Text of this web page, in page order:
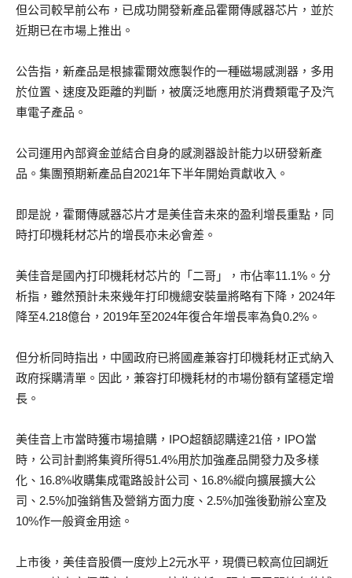
但公司較早前公布，已成功開發新產品霍爾傳感器芯片，並於
近期已在市場上推出。
公告指，新產品是根據霍爾效應製作的一種磁場感測器，多用
於位置、速度及距離的判斷，被廣泛地應用於消費類電子及汽
車電子產品。
公司運用內部資金並結合自身的感測器設計能力以研發新產
品。集團預期新產品自2021年下半年開始貢獻收入。
即是說，霍爾傳感器芯片才是美佳音未來的盈利增長重點，同
時打印機耗材芯片的增長亦未必會差。
美佳音是國內打印機耗材芯片的「二哥」，市佔率11.1%。分
析指，雖然預計未來幾年打印機總安裝量將略有下降，2024年
降至4.218億台，2019年至2024年復合年增長率為負0.2%。
但分析同時指出，中國政府已將國產兼容打印機耗材正式納入
政府採購清單。因此，兼容打印機耗材的市場份額有望穩定增
長。
美佳音上市當時獲市場搶購，IPO超額認購達21倍，IPO當
時，公司計劃將集資所得51.4%用於加強產品開發力及多樣
化、16.8%收購集成電路設計公司、16.8%縱向擴展擴大公
司、2.5%加強銷售及營銷方面力度、2.5%加強後勤辦公室及
10%作一般資金用途。
上市後，美佳音股價一度炒上2元水平，現價已較高位回調近